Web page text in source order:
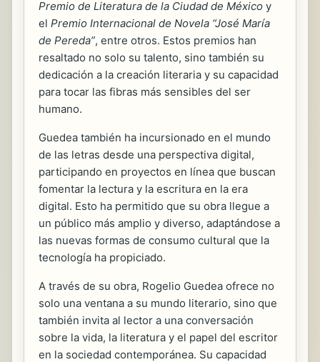
Premio de Literatura de la Ciudad de México y
el Premio Internacional de Novela “José María
de Pereda”, entre otros. Estos premios han
resaltado no solo su talento, sino también su
dedicación a la creación literaria y su capacidad
para tocar las fibras más sensibles del ser
humano.
Guedea también ha incursionado en el mundo
de las letras desde una perspectiva digital,
participando en proyectos en línea que buscan
fomentar la lectura y la escritura en la era
digital. Esto ha permitido que su obra llegue a
un público más amplio y diverso, adaptándose a
las nuevas formas de consumo cultural que la
tecnología ha propiciado.
A través de su obra, Rogelio Guedea ofrece no
solo una ventana a su mundo literario, sino que
también invita al lector a una conversación
sobre la vida, la literatura y el papel del escritor
en la sociedad contemporánea. Su capacidad